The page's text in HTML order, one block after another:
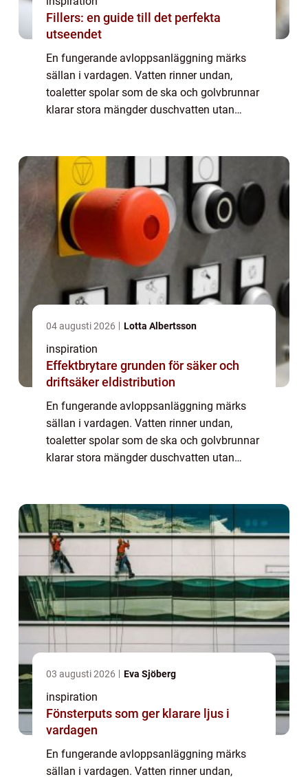
Fillers: en guide till det perfekta
utseendet
En fungerande avloppsanläggning märks
sällan i vardagen. Vatten rinner undan,
toaletter spolar som de ska och golvbrunnar
klarar stora mängder duschvatten utan
04 augusti 2026 Lotta Albertsson
inspiration
Effektbrytare grunden för säker och
driftsäker eldistribution
En fungerande avloppsanläggning märks
sällan i vardagen. Vatten rinner undan,
toaletter spolar som de ska och golvbrunnar
klarar stora mängder duschvatten utan
03 augusti 2026 Eva Sjöberg
inspiration
Fönsterputs som ger klarare ljus i
vardagen
En fungerande avloppsanläggning märks
sällan i vardagen. Vatten rinner undan,